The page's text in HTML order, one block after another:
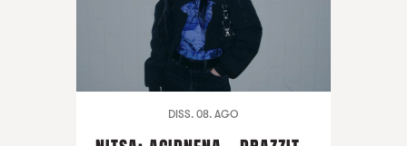
DISS. 08. AGO